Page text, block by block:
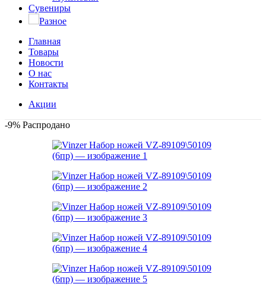
Сувениры
Разное
Главная
Товары
Новости
О нас
Контакты
Акции
-9% Распродано